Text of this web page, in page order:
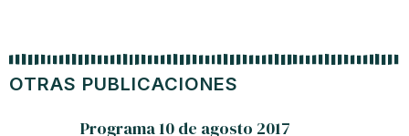
OTRAS PUBLICACIONES
Programa 10 de agosto 2017